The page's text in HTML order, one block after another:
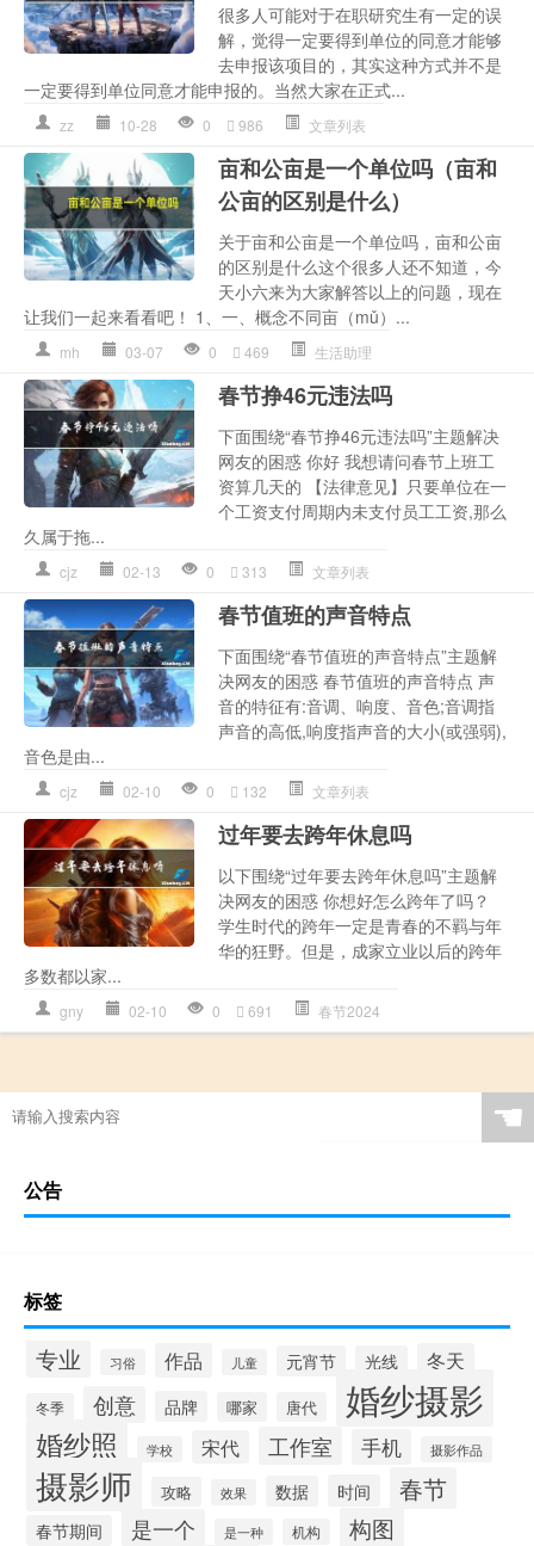
很多人可能对于在职研究生有一定的误
解，觉得一定要得到单位的同意才能够
去申报该项目的，其实这种方式并不是
一定要得到单位同意才能申报的。当然大家在正式...
zz 10-28 0 986 文章列表
亩和公亩是一个单位吗（亩和
公亩的区别是什么）
关于亩和公亩是一个单位吗，亩和公亩
的区别是什么这个很多人还不知道，今
天小六来为大家解答以上的问题，现在
让我们一起来看看吧！ 1、一、概念不同亩（mǔ）...
mh 03-07 0 469 生活助理
春节挣46元违法吗
下面围绕“春节挣46元违法吗”主题解决
网友的困惑 你好 我想请问春节上班工
资算几天的 【法律意见】只要单位在一
个工资支付周期内未支付员工工资,那么
久属于拖...
cjz 02-13 0 313 文章列表
春节值班的声音特点
下面围绕“春节值班的声音特点”主题解
决网友的困惑 春节值班的声音特点 声
音的特征有:音调、响度、音色;音调指
声音的高低,响度指声音的大小(或强弱),
音色是由...
cjz 02-10 0 132 文章列表
过年要去跨年休息吗
以下围绕“过年要去跨年休息吗”主题解
决网友的困惑 你想好怎么跨年了吗？
学生时代的跨年一定是青春的不羁与年
华的狂野。但是，成家立业以后的跨年
多数都以家...
gny 02-10 0 691 春节2024
☚
公告
标签
专业 习俗 作品 儿童 元宵节 光线 冬天
冬季 创意 品牌 哪家 唐代 婚纱摄影
婚纱照 学校 宋代 工作室 手机 摄影作品
摄影师 攻略 效果 数据 时间 春节
春节期间 是一个 是一种 机构 构图